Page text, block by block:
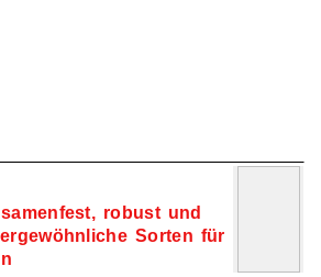
robust und
Sorten für